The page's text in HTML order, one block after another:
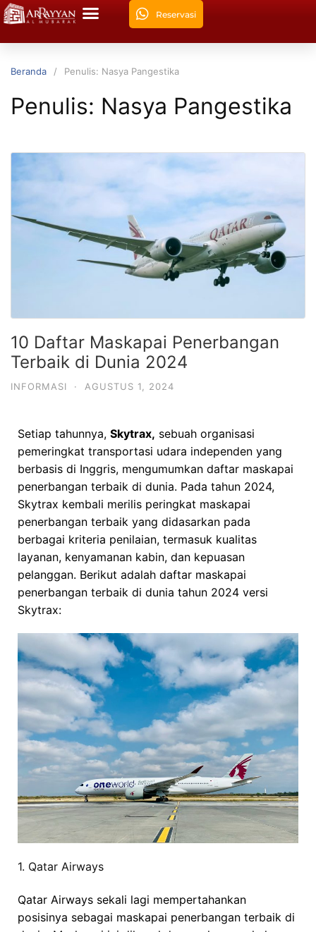
Reservasi
Beranda Penulis: Nasya Pangestika
Penulis: Nasya Pangestika
10 Daftar Maskapai Penerbangan
Terbaik di Dunia 2024
INFORMASI · AGUSTUS 1, 2024
Setiap tahunnya, Skytrax, sebuah organisasi
pemeringkat transportasi udara independen yang
berbasis di Inggris, mengumumkan daftar maskapai
penerbangan terbaik di dunia. Pada tahun 2024,
Skytrax kembali merilis peringkat maskapai
penerbangan terbaik yang didasarkan pada
berbagai kriteria penilaian, termasuk kualitas
layanan, kenyamanan kabin, dan kepuasan
pelanggan. Berikut adalah daftar maskapai
penerbangan terbaik di dunia tahun 2024 versi
Skytrax:
1. Qatar Airways
Qatar Airways sekali lagi mempertahankan
posisinya sebagai maskapai penerbangan terbaik di